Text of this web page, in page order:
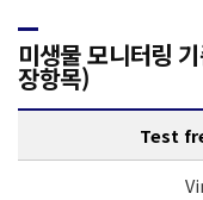
미생물 모니터링
장항목)
Test